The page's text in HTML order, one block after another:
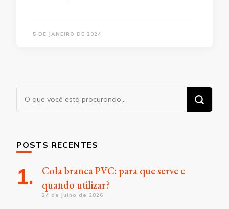
5 DE JANEIRO DE 2024
Procurando
algo?
POSTS RECENTES
Cola branca PVC: para que serve e
quando utilizar?
24 de julho de 2026